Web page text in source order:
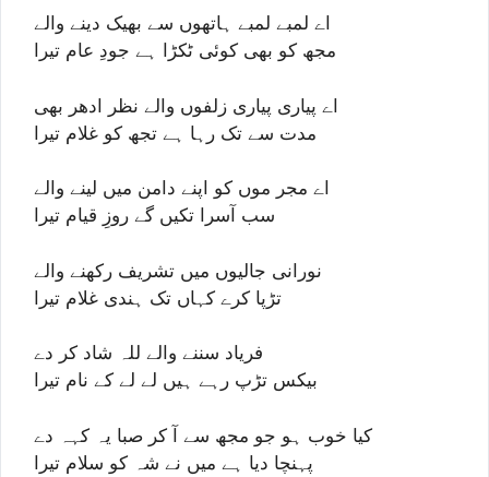
اے لمبے لمبے ہاتھوں سے بھیک دینے والے
مجھ کو بھی کوئی ٹکڑا ہے جودِ عام تیرا
اے پیاری پیاری زلفوں والے نظر ادھر بھی
مدت سے تک رہا ہے تجھ کو غلام تیرا
اے مجر موں کو اپنے دامن میں لینے والے
سب آسرا تکیں گے روزِ قیام تیرا
نورانی جالیوں میں تشریف رکھنے والے
تڑپا کرے کہاں تک ہندی غلام تیرا
فریاد سننے والے للہ شاد کر دے
بیکس تڑپ رہے ہیں لے لے کے نام تیرا
کیا خوب ہو جو مجھ سے آ کر صبا یہ کہہ دے
پہنچا دیا ہے میں نے شہ کو سلام تیرا